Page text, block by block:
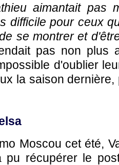
aimantait pas
difficile pour ceux
se montrer et
pas non plus
d'oublier
la saison
Moscou cet été,
pu récupérer le